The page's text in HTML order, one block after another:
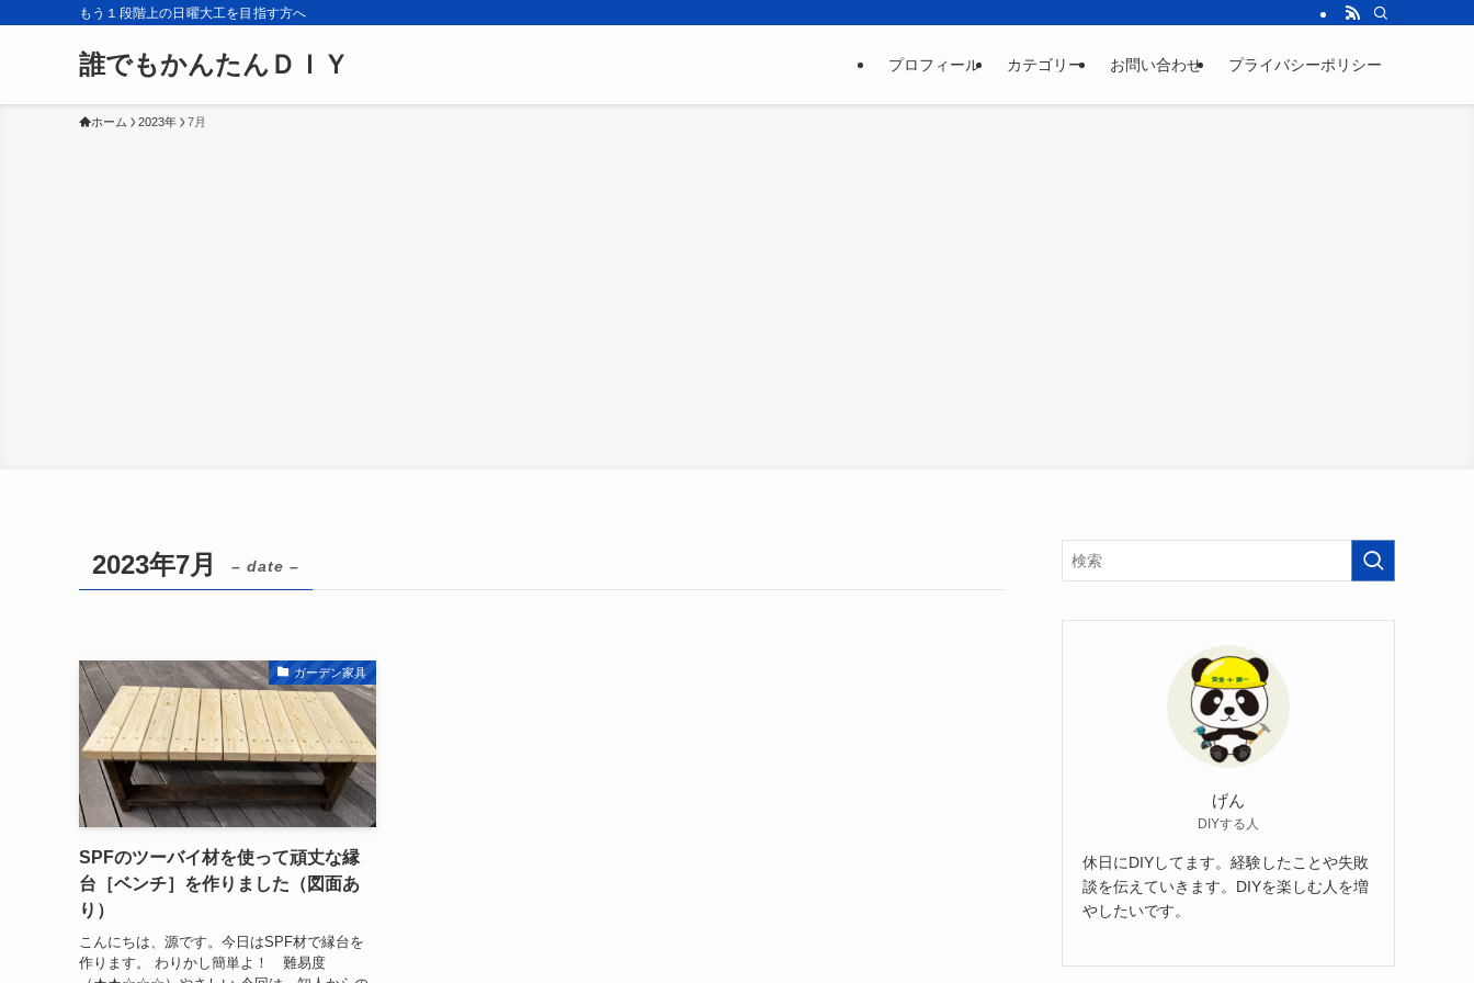
もう１段階上の日曜大工を目指す方へ
誰でもかんたんＤＩＹ プロフィール カテゴリー お問い合わせ プライバシーポリシー
ホーム 2023年 7月
2023年7月 – date –
ガーデン家具
SPFのツーバイ材を使って頑丈な縁
台［ベンチ］を作りました（図面あ
り）
こんにちは、源です。今日はSPF材で縁台を
作ります。 わりかし簡単よ！ 難易度
げん
DIYする人
休日にDIYしてます。経験したことや失敗
談を伝えていきます。DIYを楽しむ人を増
やしたいです。